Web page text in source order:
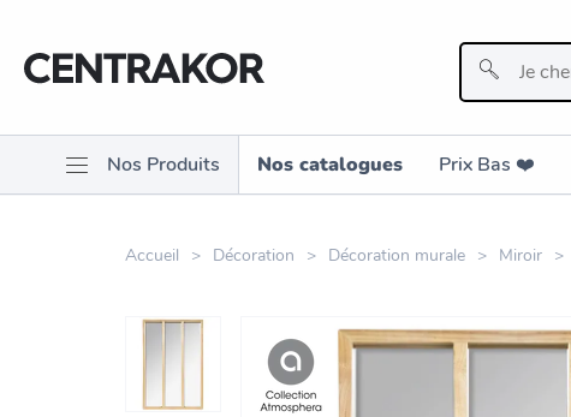
Nos Produits Nos catalogues Prix Bas ❤️️
Accueil Décoration Décoration murale Miroir